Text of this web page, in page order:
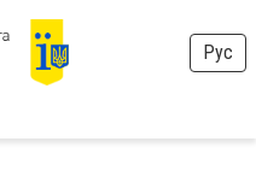
Рус